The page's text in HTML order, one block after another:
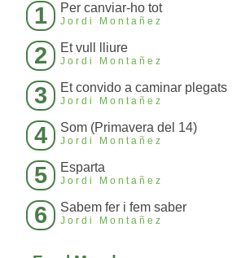
1 Per canviar-ho tot
Jordi Montañez
2 Et vull lliure
Jordi Montañez
3 Et convido a caminar plegats
Jordi Montañez
4 Som (Primavera del 14)
Jordi Montañez
5 Esparta
Jordi Montañez
6 Sabem fer i fem saber
Jordi Montañez